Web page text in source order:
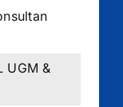
UGM &